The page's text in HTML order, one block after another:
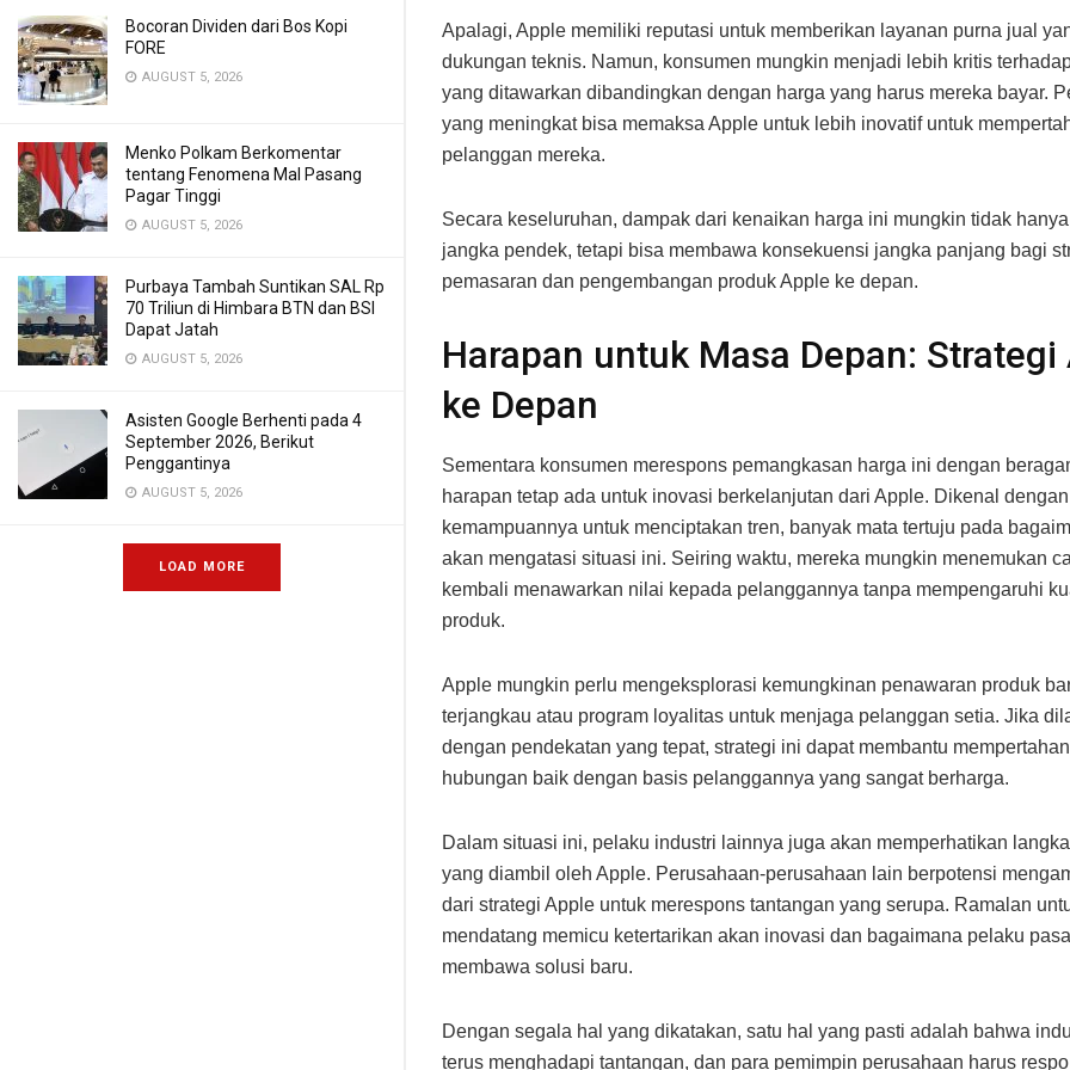
Bocoran Dividen dari Bos Kopi
FORE
AUGUST 5, 2026
Menko Polkam Berkomentar
tentang Fenomena Mal Pasang
Pagar Tinggi
AUGUST 5, 2026
Purbaya Tambah Suntikan SAL Rp
70 Triliun di Himbara BTN dan BSI
Dapat Jatah
AUGUST 5, 2026
Asisten Google Berhenti pada 4
September 2026, Berikut
Penggantinya
AUGUST 5, 2026
LOAD MORE
Apalagi, Apple memiliki reputasi untuk memberikan layanan purna jual
dukungan teknis. Namun, konsumen mungkin menjadi lebih kritis
yang ditawarkan dibandingkan dengan harga yang harus mereka bayar.
yang meningkat bisa memaksa Apple untuk lebih inovatif untuk
pelanggan mereka.
Secara keseluruhan, dampak dari kenaikan harga ini mungkin tidak
jangka pendek, tetapi bisa membawa konsekuensi jangka panjang bagi
pemasaran dan pengembangan produk Apple ke depan.
Harapan untuk Masa Depan: Strategi
ke Depan
Sementara konsumen merespons pemangkasan harga ini dengan
harapan tetap ada untuk inovasi berkelanjutan dari Apple. Dikenal dengan
kemampuannya untuk menciptakan tren, banyak mata tertuju pada
akan mengatasi situasi ini. Seiring waktu, mereka mungkin menemukan
kembali menawarkan nilai kepada pelanggannya tanpa mempengaruhi
produk.
Apple mungkin perlu mengeksplorasi kemungkinan penawaran produk
terjangkau atau program loyalitas untuk menjaga pelanggan setia. Jika
dengan pendekatan yang tepat, strategi ini dapat membantu
hubungan baik dengan basis pelanggannya yang sangat berharga.
Dalam situasi ini, pelaku industri lainnya juga akan memperhatikan
yang diambil oleh Apple. Perusahaan-perusahaan lain berpotensi
dari strategi Apple untuk merespons tantangan yang serupa. Ramalan
mendatang memicu ketertarikan akan inovasi dan bagaimana pelaku
membawa solusi baru.
Dengan segala hal yang dikatakan, satu hal yang pasti adalah bahwa
terus menghadapi tantangan, dan para pemimpin perusahaan harus